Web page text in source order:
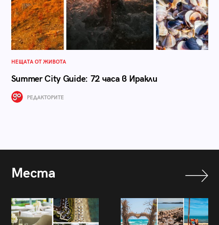
НЕЩАТА ОТ ЖИВОТА
Summer City Guide: 72 часа в Иракли
РЕДАКТОРИТЕ
Места